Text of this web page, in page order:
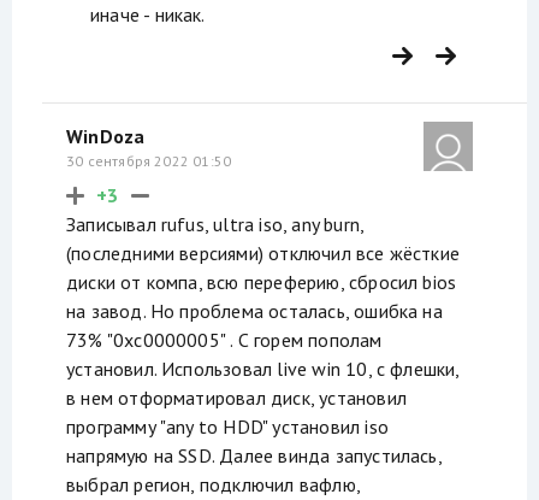
иначе - никак.
WinDoza
30 сентября 2022 01:50
+3
Записывал rufus, ultra iso, any burn,
(последними версиями) отключил все жёсткие
диски от компа, всю переферию, сбросил bios
на завод. Но проблема осталась, ошибка на
73% "0xc0000005" . С горем пополам
установил. Использовал live win 10, с флешки,
в нем отформатировал диск, установил
программу "any to HDD" установил iso
напрямую на SSD. Далее винда запустилась,
выбрал регион, подключил вафлю,